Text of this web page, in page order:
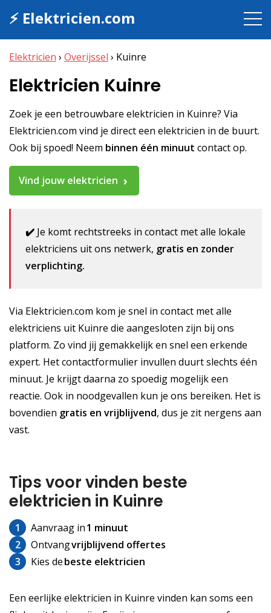
⚡ Elektricien.com
Elektricien › Overijssel › Kuinre
Elektricien Kuinre
Zoek je een betrouwbare elektricien in Kuinre? Via
Elektricien.com vind je direct een elektricien in de buurt.
Ook bij spoed! Neem binnen één minuut contact op.
Vind jouw elektricien
✔️ Je komt rechtstreeks in contact met alle lokale
elektriciens uit ons netwerk, gratis en zonder
verplichting.
Via Elektricien.com kom je snel in contact met alle
elektriciens uit Kuinre die aangesloten zijn bij ons
platform. Zo vind jij gemakkelijk en snel een erkende
expert. Het contactformulier invullen duurt slechts één
minuut. Je krijgt daarna zo spoedig mogelijk een
reactie. Ook in noodgevallen kun je ons bereiken. Het is
bovendien gratis en vrijblijvend, dus je zit nergens aan
vast.
Tips voor vinden beste
elektricien in Kuinre
1 Aanvraag in1 minuut
2
Ontvangvrijblijvend offertes
3
Kies debeste elektricien
Een eerlijke elektricien in Kuinre vinden kan soms een